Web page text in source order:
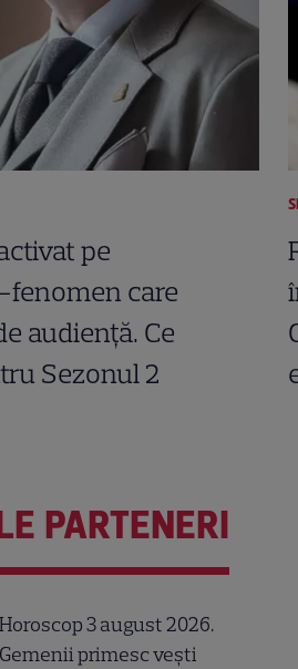
pe
care
audiență. Ce
Sezonul 2
PARTENERI
Horoscop 3 august 2026.
Gemenii primesc vești